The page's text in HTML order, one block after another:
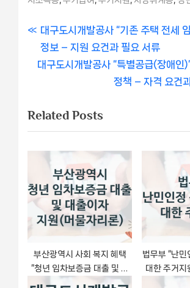
글
내
게
이
P
r
e
o
u
s
o
t
대구도시개발공사 “기존 주택 전세
정보 – 지원 요건과 필요 서류
N
t
P
o
t
대구도시개발공사 “특별공급(장애인
정책 – 자격 요건
Related Posts
부산광역시 사회 복지 혜택
“청년 임차보증금 대출 및 대
출이자 지원(머물자리론)” –
법무부 “난민
대한 주거지
보 – 접수 마